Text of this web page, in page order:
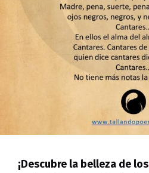
¡Descubre la belleza de los